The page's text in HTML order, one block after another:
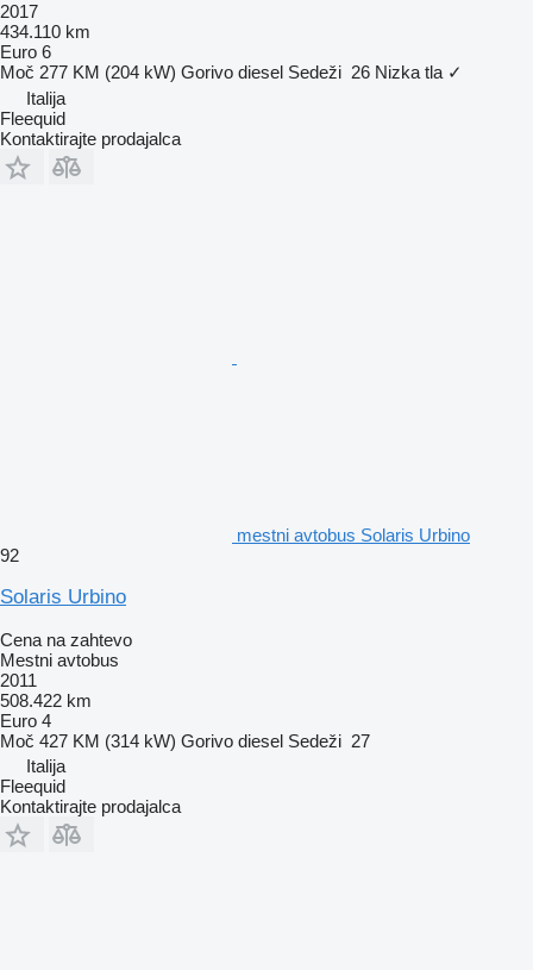
2017
434.110 km
Euro 6
Moč 277 KM (204 kW) Gorivo diesel Sedeži 26 Nizka tla ✓
Italija
Fleequid
Kontaktirajte prodajalca
mestni avtobus Solaris Urbino
92
Solaris Urbino
Cena na zahtevo
Mestni avtobus
2011
508.422 km
Euro 4
Moč 427 KM (314 kW) Gorivo diesel Sedeži 27
Italija
Fleequid
Kontaktirajte prodajalca